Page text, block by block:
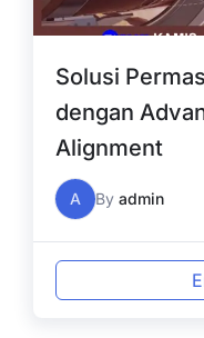
Solusi
dengan
Alignment
A By admin